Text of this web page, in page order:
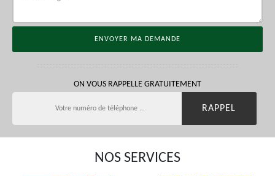
ON VOUS RAPPELLE GRATUITEMENT
NOS SERVICES